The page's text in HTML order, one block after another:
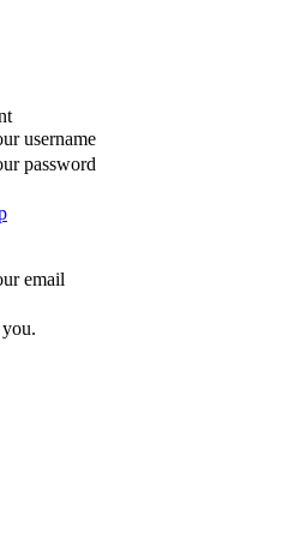
username
password
email